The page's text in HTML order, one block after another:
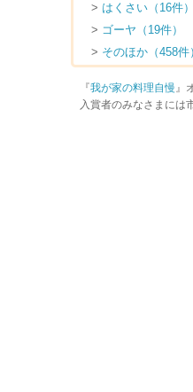
> はくさい（16件
> ゴーヤ（19件）
> そのほか（458件
『我が家の料理自慢 』
入賞者のみなさまに